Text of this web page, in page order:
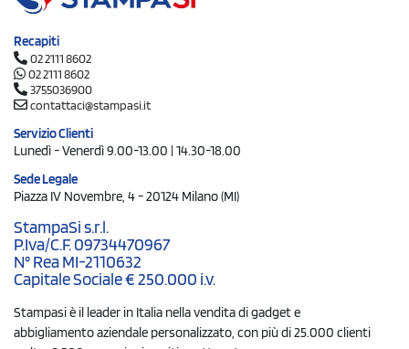
Recapiti
02 2111 8602
02 2111 8602
3755036900
contattaci@stampasi.it
Servizio Clienti
Lunedì - Venerdì 9.00-13.00 | 14.30-18.00
Sede Legale
Piazza IV Novembre, 4 - 20124 Milano (MI)
StampaSi s.r.l.
P.Iva/C.F. 09734470967
N° Rea MI-2110632
Capitale Sociale € 250.000 i.v.
Stampasi è il leader in Italia nella vendita di gadget e
abbigliamento aziendale personalizzato, con più di 25.000 clienti